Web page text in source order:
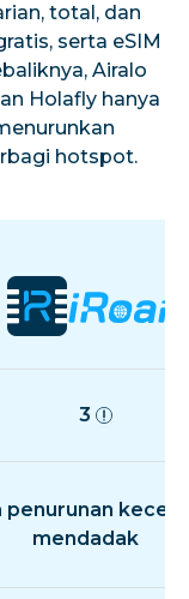
total, dan
serta eSIM
Airalo
Holafly hanya
hotspot.
3
penurunan
mendadak